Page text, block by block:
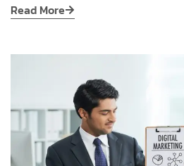
Read More